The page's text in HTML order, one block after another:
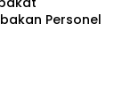
Personel